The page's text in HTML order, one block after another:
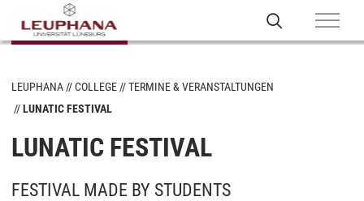
LEUPHANA COLLEGE
TERMINE & VERANSTALTUNGEN
LUNATIC FESTIVAL
LUNATIC FESTIVAL
FESTIVAL MADE BY STUDENTS